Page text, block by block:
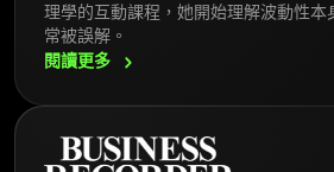
理學的互動課程，她開始理解波動性本
常被誤解。
閱讀更多